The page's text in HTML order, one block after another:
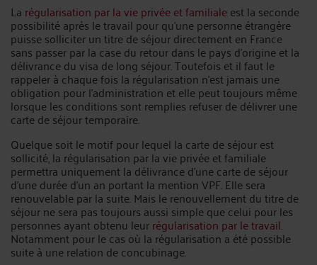
La régularisation par la vie privée et familialeest la seconde
possibilité après le travail pour qu’une personne étrangère
puisse solliciter un titre de séjour directement en France
sans passer par la case du retour dans le pays d’origine et la
délivrance du visa de long séjour. Toutefois et il faut le
rappeler à chaque fois la régularisation n’est jamais une
obligation pour l’administration et elle peut toujours même
lorsque les conditions sont remplies refuser de délivrer une
carte de séjour temporaire.
Quelque soit le motif pour lequel la carte de séjour est
sollicité, la régularisation par la vie privée et familiale
permettra uniquement la délivrance d’une carte de séjour
d’une durée d’un an portant la mention VPF. Elle sera
renouvelable par la suite. Mais le renouvellement du titre de
séjour ne sera pas toujours aussi simple que celui pour les
personnes ayant obtenu leurrégularisation par le travail.
Notamment pour le cas où la régularisation a été possible
suite à une relation de concubinage.